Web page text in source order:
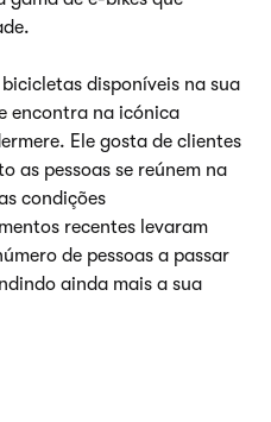
disponíveis na sua
encontra na icónica
Ele gosta de clientes
as pessoas se reúnem na
condições
recentes levaram
de pessoas a passar
ainda mais a sua